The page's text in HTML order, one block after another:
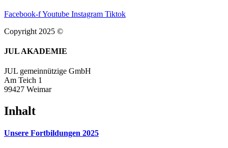
Facebook-fYoutube Instagram Tiktok
Copyright 2025 ©
JUL AKADEMIE
JUL gemeinnützige GmbH
Am Teich 1
99427 Weimar
Inhalt
Unsere Fortbildungen 2025